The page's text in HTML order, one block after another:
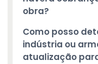
obra?
Como posso
indústria ou
atualização